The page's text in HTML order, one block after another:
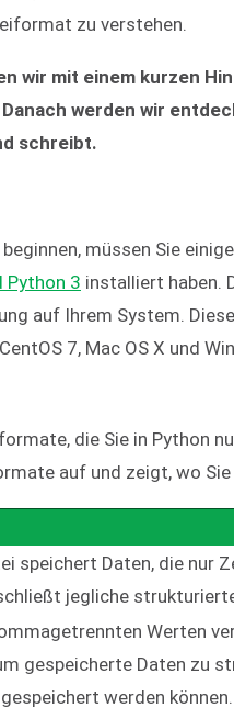
zu verstehen.
wir mit einem kurzen
werden wir
schreibt.
müssen Sie
Python 3 installiert haben.
auf Ihrem System.
7, Mac OS X und
die Sie in Python
auf und zeigt, wo
speichert Daten, die nur
jegliche
Werten
gespeicherte Daten zu
werden können.